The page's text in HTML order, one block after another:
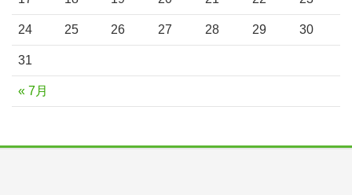
« 7月
24 25 26 27 28 29 30
31